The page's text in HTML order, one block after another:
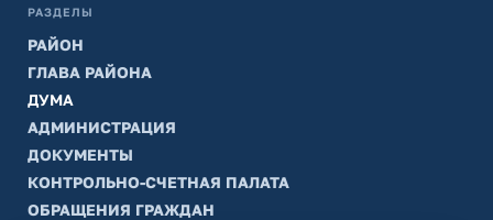
РАЗДЕЛЫ
РАЙОН
ГЛАВА РАЙОНА
ДУМА
АДМИНИСТРАЦИЯ
ДОКУМЕНТЫ
КОНТРОЛЬНО-СЧЕТНАЯ ПАЛАТА
ОБРАЩЕНИЯ ГРАЖДАН